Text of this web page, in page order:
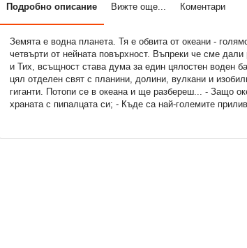
Подробно описание Вижте още... Коментари
Земята е водна планета. Тя е обвита от океани -
четвърти от нейната повърхност. Въпреки че сме
и Тих, всъщност става дума за един цялостен воден
цял отделен свят с планини, долини, вулкани и
гиганти. Потопи се в океана и ще разбереш... - Защо
храната с пипалцата си; - Къде са най-големите